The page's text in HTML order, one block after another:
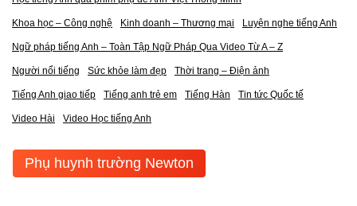
Khoa học – Công nghệ Kinh doanh – Thương mại Luyện nghe tiếng Anh
Ngữ pháp tiếng Anh – Toàn Tập Ngữ Pháp Qua Video Từ A – Z
Người nổi tiếng Sức khỏe làm đẹp Thời trang – Điện ảnh
Tiếng Anh giao tiếp Tiếng anh trẻ em Tiếng Hàn Tin tức Quốc tế
Video Hài Video Học tiếng Anh
Phụ huynh trường Newton